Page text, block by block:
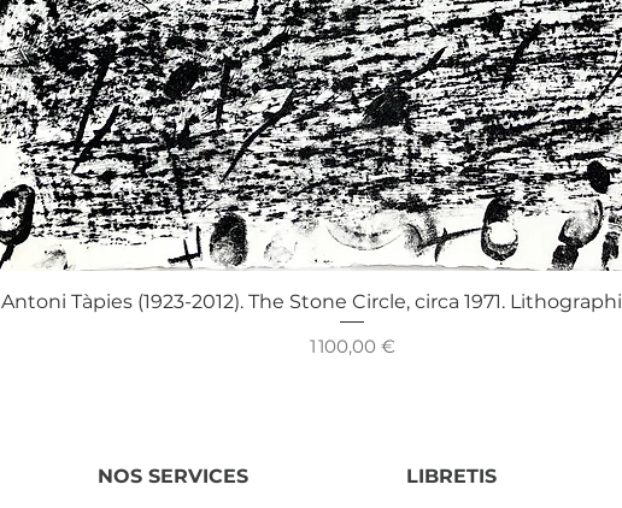
Aperçu rapide
Antoni Tàpies (1923-2012). The Stone Circle, circa 1971.
Prix
1 100,00 €
NOS SERVICES LIBRETIS